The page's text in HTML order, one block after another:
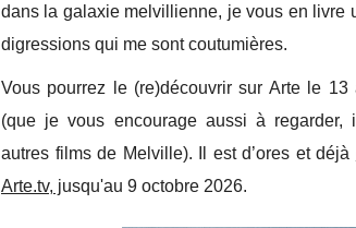
dans la galaxie melvillienne, je vous en livre
digressions qui me sont coutumières.
Vous pourrez le (re)découvrir sur Arte le
(que je vous encourage aussi à regarder,
autres films de Melville). Il est d’ores et déjà
Arte.tv, jusqu'au 9 octobre 2026.